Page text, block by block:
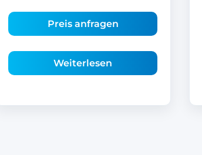
Preis anfragen
Weiterlesen